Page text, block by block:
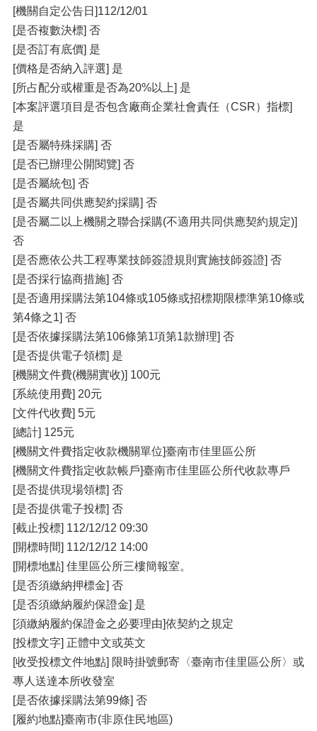
[機關自定公告日]112/12/01
[是否複數決標] 否
[是否訂有底價] 是
[價格是否納入評選] 是
[所占配分或權重是否為20%以上] 是
[本案評選項目是否包含廠商企業社會責任（CSR）指標]
是
[是否屬特殊採購] 否
[是否已辦理公開閱覽] 否
[是否屬統包] 否
[是否屬共同供應契約採購] 否
[是否屬二以上機關之聯合採購(不適用共同供應契約規定)]
否
[是否應依公共工程專業技師簽證規則實施技師簽證] 否
[是否採行協商措施] 否
[是否適用採購法第104條或105條或招標期限標準第10條或
第4條之1] 否
[是否依據採購法第106條第1項第1款辦理] 否
[是否提供電子領標] 是
[機關文件費(機關實收)] 100元
[系統使用費] 20元
[文件代收費] 5元
[總計] 125元
[機關文件費指定收款機關單位]臺南市佳里區公所
[機關文件費指定收款帳戶]臺南市佳里區公所代收款專戶
[是否提供現場領標] 否
[是否提供電子投標] 否
[截止投標] 112/12/12 09:30
[開標時間] 112/12/12 14:00
[開標地點] 佳里區公所三樓簡報室。
[是否須繳納押標金] 否
[是否須繳納履約保證金] 是
[須繳納履約保證金之必要理由]依契約之規定
[投標文字] 正體中文或英文
[收受投標文件地點] 限時掛號郵寄〈臺南市佳里區公所〉或
專人送達本所收發室
[是否依據採購法第99條] 否
[履約地點]臺南市(非原住民地區)